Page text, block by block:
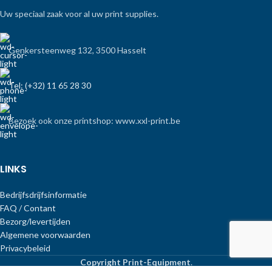
Uw speciaal zaak voor al uw print supplies.
Genkersteenweg 132, 3500 Hasselt
Tel: (+32) 11 65 28 30
Bezoek ook onze printshop: www.xxl-print.be
LINKS
Bedrijfsdrijfsinformatie
FAQ / Contant
Bezorg/levertijden
Algemene voorwaarden
Privacybeleid
Copyright Print-Equipment.